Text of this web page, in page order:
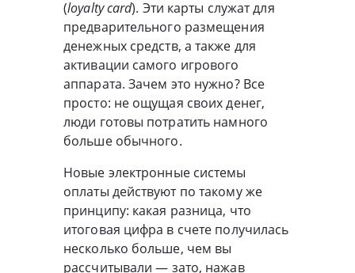
(loyalty card). Эти карты служат для
предварительного размещения
денежных средств, а также для
активации самого игрового
аппарата. Зачем это нужно? Все
просто: не ощущая своих денег,
люди готовы потратить намного
больше обычного.
Новые электронные системы
оплаты действуют по такому же
принципу: какая разница, что
итоговая цифра в счете получилась
несколько больше, чем вы
рассчитывали — зато, нажав